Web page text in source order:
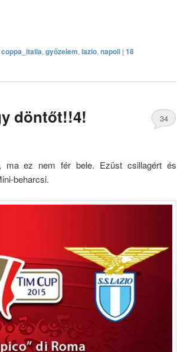
coppa_italia, győzelem, lazio, napoli | 18
döntőt!!4!
34
ma ez nem fér bele. Ezüst csillagért és
beharcsi.